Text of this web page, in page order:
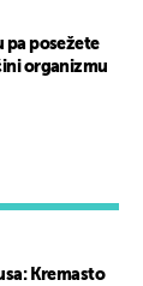
Kremasto
pa posežete
organizmu